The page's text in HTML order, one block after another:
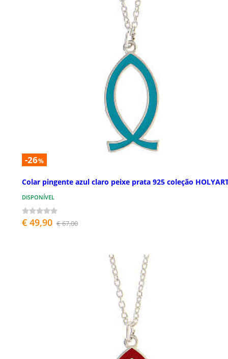
-26%
Colar pingente azul claro peixe prata 925 coleção
DISPONÍVEL
€ 49,90 € 67,00